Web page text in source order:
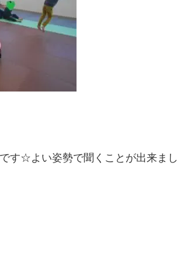
す☆よい姿勢で聞くことが出来まし